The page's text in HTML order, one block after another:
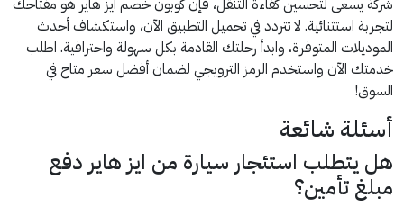
شركة يسعى لتحسين كفاءة التنقل، فإن كوبون خصم ايز هاير هو مفتاحك
لتجربة استثنائية. لا تتردد في تحميل التطبيق الآن، واستكشاف أحدث
الموديلات المتوفرة، وابدأ رحلتك القادمة بكل سهولة واحترافية. اطلب
خدمتك الآن واستخدم الرمز الترويجي لضمان أفضل سعر متاح في
السوق!
أسئلة شائعة
هل يتطلب استئجار سيارة من ايز هاير دفع
مبلغ تأمين؟